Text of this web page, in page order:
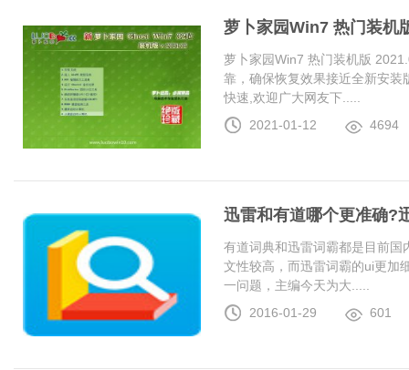
萝卜家园Win7 热门装机
萝卜家园Win7 热门装机版
靠，确保恢复效果接近全新安
快速,欢迎广大网友下.....
2021-01-12
4694
迅雷和有道哪个更准确?
有道词典和迅雷词霸都是目前
文性较高，而迅雷词霸的ui更加
一问题，主编今天为大.....
2016-01-29
601